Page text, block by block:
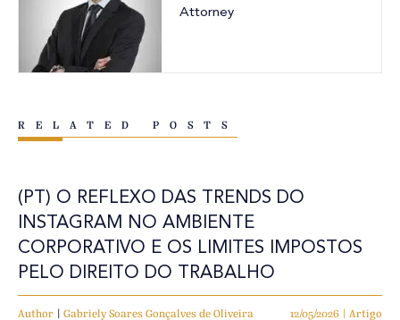
Attorney
RELATED POSTS
(PT) O REFLEXO DAS TRENDS DO
INSTAGRAM NO AMBIENTE
CORPORATIVO E OS LIMITES IMPOSTOS
PELO DIREITO DO TRABALHO
Author | Gabriely Soares Gonçalves de Oliveira 12/05/2026 | Artigo